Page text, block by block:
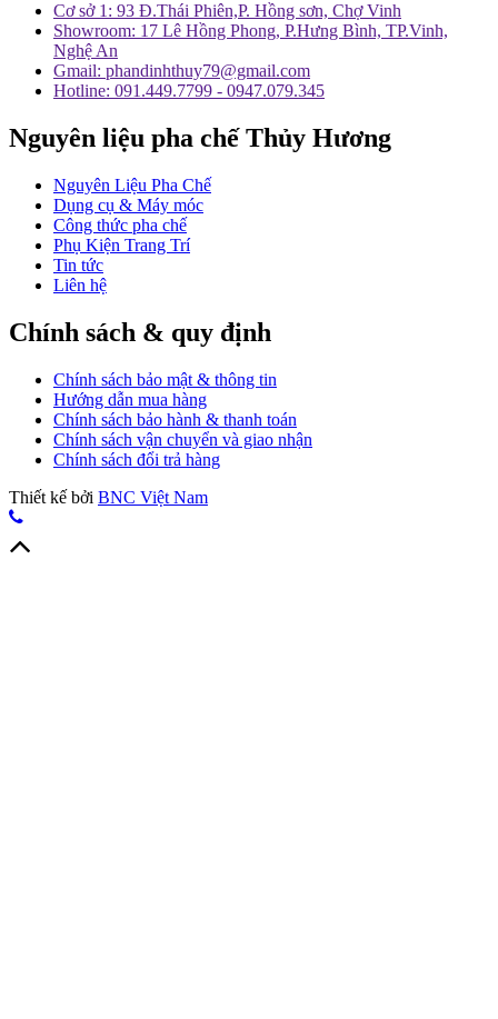
Cơ sở 1: 93 Đ.Thái Phiên,P. Hồng sơn, Chợ Vinh
Showroom: 17 Lê Hồng Phong, P.Hưng Bình, TP.Vinh,
Nghệ An
Gmail: phandinhthuy79@gmail.com
Hotline: 091.449.7799 - 0947.079.345
Nguyên liệu pha chế Thủy Hương
Nguyên Liệu Pha Chế
Dụng cụ & Máy móc
Công thức pha chế
Phụ Kiện Trang Trí
Tin tức
Liên hệ
Chính sách & quy định
Chính sách bảo mật & thông tin
Hướng dẫn mua hàng
Chính sách bảo hành & thanh toán
Chính sách vận chuyển và giao nhận
Chính sách đổi trả hàng
Thiết kế bởi BNC Việt Nam